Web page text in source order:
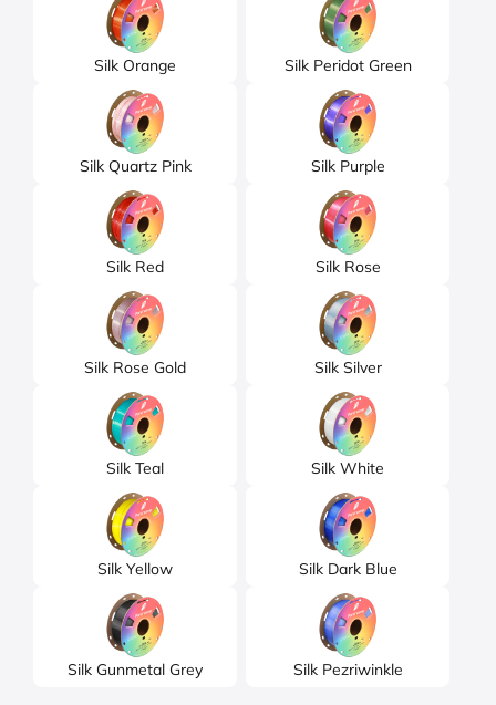
Silk Orange Silk Peridot Green
Silk Quartz Pink Silk Purple
Silk Red Silk Rose
Silk Rose Gold Silk Silver
Silk Teal Silk White
Silk Yellow Silk Dark Blue
Silk Gunmetal Grey Silk Pezriwinkle